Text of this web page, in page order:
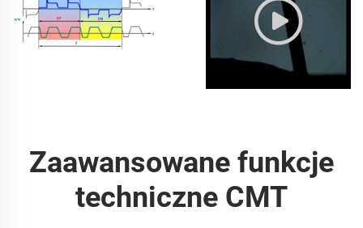
Zaawansowane funkcje
techniczne CMT